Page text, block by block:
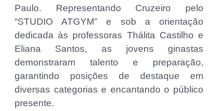
Paulo. Representando Cruzeiro pelo
“STUDIO ATGYM” e sob a orientação
dedicada às professoras Thálita Castilho e
Eliana Santos, as jovens ginastas
demonstraram talento e preparação,
garantindo posições de destaque em
diversas categorias e encantando o público
presente.